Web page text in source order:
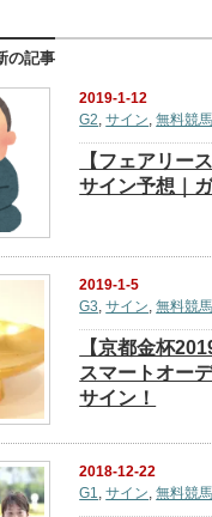
の記事
2019-1-12
G2 ,サイン ,無料競
【フェアリー
サイン予想｜
2019-1-5
G3,サイン,無料競
【京都金杯
スマートオー
サイン！
2018-12-22
G1,サイン,無料競